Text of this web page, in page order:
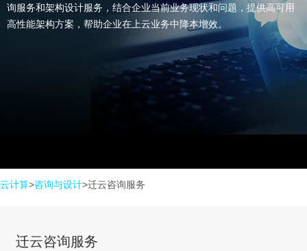
询服务和架构设计服务，结合企业当前业务现状和问题，提供高可用
高性能架构方案，帮助企业在上云业务中降本增效。
云计算>咨询与设计>迁云咨询服务
迁云咨询服务